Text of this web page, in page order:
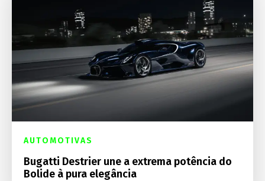
AUTOMOTIVAS
Bugatti Destrier une a extrema potência do
Bolide à pura elegância